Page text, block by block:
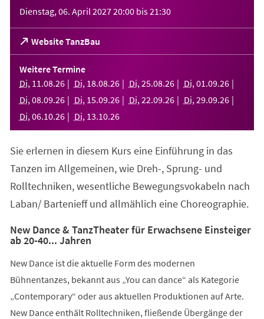
Dienstag, 06. April 202720:00 bis21:30
Website TanzBau
(Öffnet
in
einem
neuen
Tab)
Weitere Termine
Di, 11 .08.26 Di, 18.08.26 Di, 25.08.26 Di, 01 .09.26
Di, 08.09.26 Di, 15.09.26 Di, 22.09.26 Di, 29.09.26
Di, 06.10.26 Di, 13.10.26
Sie erlernen in diesem Kurs eine Einführung in das
Tanzen im Allgemeinen, wie Dreh-, Sprung- und
Rolltechniken, wesentliche Bewegungsvokabeln nach
Laban/ Bartenieff und allmählich eine Choreographie.
New Dance & TanzTheater für Erwachsene Einsteiger
ab 20-40... Jahren
New Dance ist die aktuelle Form des modernen
Bühnentanzes, bekannt aus „You can dance“ als Kategorie
„Contemporary“ oder aus aktuellen Produktionen auf Arte.
New Dance enthält Rolltechniken, fließende Übergänge der